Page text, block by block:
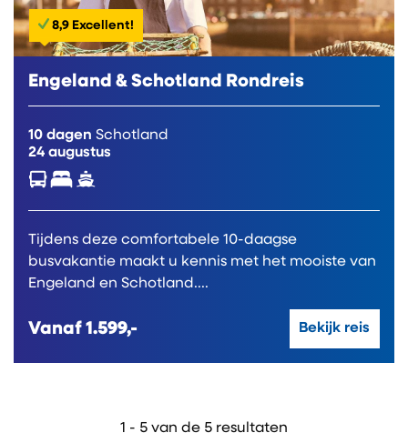
8,9 Excellent!
Engeland & Schotland Rondreis
10 dagen Schotland
24 augustus
Tijdens deze comfortabele 10-daagse
busvakantie maakt u kennis met het mooiste van
Engeland en Schotland....
Vanaf 1.599,- Bekijk reis
1 - 5 van de 5 resultaten